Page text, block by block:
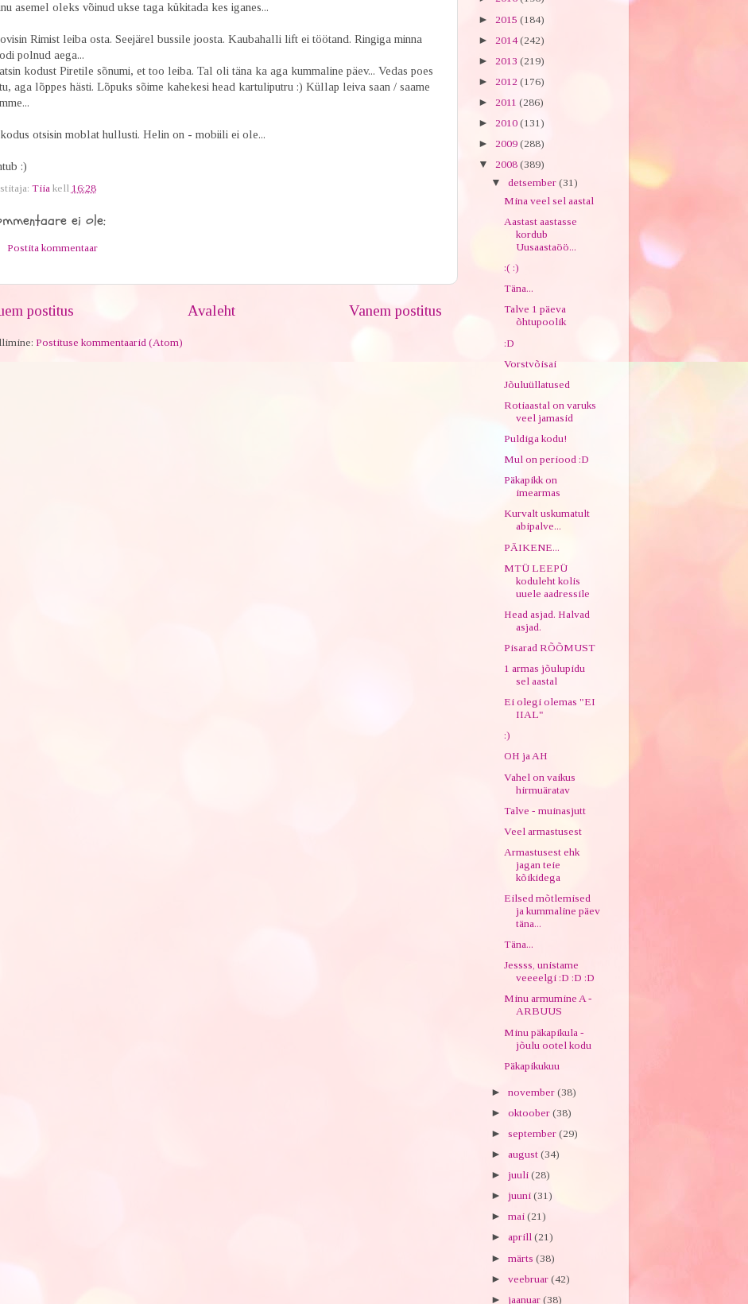
asemel oleks võinud ukse taga kükitada kes iganes...
Rimist leiba osta. Seejärel bussile joosta. Kaubahalli lift ei töötand. Ringiga minna
polnud aega...
kodust Piretile sõnumi, et too leiba. Tal oli täna ka aga kummaline päev... Vedas poes
aga lõppes hästi. Lõpuks sõime kahekesi head kartuliputru :) Küllap leiva saan / saame
otsisin moblat hullusti. Helin on - mobiili ei ole...
:)
Tiia kell 16:28
ei ole:
Postita kommentaar
postitus Vanem postitus
Avaleht
Postituse kommentaarid (Atom)
► 2015 (184)
► 2014(242)
► 2013 (219)
► 2012 (176)
► 2011 (286)
► 2010 (131)
► 2009 (288)
▼ 2008 (389)
▼ detsember (31)
Mina veel sel aastal
Aastast aastasse
kordub
Uusaastaöö...
:( :)
Täna...
Talve 1 päeva
õhtupoolik
:D
Vorstvõisai
Jõuluüllatused
Rotiaastal on varuks
veel jamasid
Puldiga kodu!
Mul on periood :D
Päkapikk on
imearmas
Kurvalt uskumatult
abipalve...
PÄIKENE...
MTÜ LEEPÜ
koduleht kolis
uuele aadressile
Head asjad. Halvad
asjad.
Pisarad RÕÕMUST
1 armas jõulupidu
sel aastal
Ei olegi olemas "EI
IIAL"
:)
OH ja AH
Vahel on vaikus
hirmuäratav
Talve - muinasjutt
Veel armastusest
Armastusest ehk
jagan teie
kõikidega
Eilsed mõtlemised
ja kummaline päev
täna...
Täna...
Jessss, unistame
veeeelgi :D :D :D
Minu armumine A -
ARBUUS
Minu päkapikula -
jõulu ootel kodu
Päkapikukuu
► november (38)
► oktoober (38)
► september (29)
► august (34)
► juuli (28)
► juuni (31)
► mai (21)
► aprill (21)
► märts (38)
► veebruar (42)
► jaanuar (38)